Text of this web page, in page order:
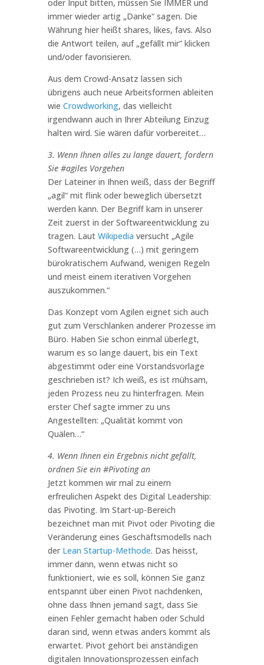
oder Input bitten, müssen Sie IMMER und
immer wieder artig „Danke“ sagen. Die
Währung hier heißt shares, likes, favs. Also
die Antwort teilen, auf „gefällt mir“ klicken
und/oder favorisieren.
Aus dem Crowd-Ansatz lassen sich
übrigens auch neue Arbeitsformen ableiten
wie Crowdworking, das vielleicht
irgendwann auch in Ihrer Abteilung Einzug
halten wird. Sie wären dafür vorbereitet…
3. Wenn Ihnen alles zu lange dauert, fordern
Sie #agiles Vorgehen
Der Lateiner in Ihnen weiß, dass der Begriff
„agil“ mit flink oder beweglich übersetzt
werden kann. Der Begriff kam in unserer
Zeit zuerst in der Softwareentwicklung zu
tragen. Laut Wikipedia versucht „Agile
Softwareentwicklung (…) mit geringem
bürokratischem Aufwand, wenigen Regeln
und meist einem iterativen Vorgehen
auszukommen.“
Das Konzept vom Agilen eignet sich auch
gut zum Verschlanken anderer Prozesse im
Büro. Haben Sie schon einmal überlegt,
warum es so lange dauert, bis ein Text
abgestimmt oder eine Vorstandsvorlage
geschrieben ist? Ich weiß, es ist mühsam,
jeden Prozess neu zu hinterfragen. Mein
erster Chef sagte immer zu uns
Angestellten: „Qualität kommt von
Quälen…“
4. Wenn Ihnen ein Ergebnis nicht gefällt,
ordnen Sie ein #Pivoting an
Jetzt kommen wir mal zu einem
erfreulichen Aspekt des Digital Leadership:
das Pivoting. Im Start-up-Bereich
bezeichnet man mit Pivot oder Pivoting die
Veränderung eines Geschäftsmodells nach
der Lean Startup-Methode. Das heisst,
immer dann, wenn etwas nicht so
funktioniert, wie es soll, können Sie ganz
entspannt über einen Pivot nachdenken,
ohne dass Ihnen jemand sagt, dass Sie
einen Fehler gemacht haben oder Schuld
daran sind, wenn etwas anders kommt als
erwartet. Pivot gehört bei anständigen
digitalen Innovationsprozessen einfach